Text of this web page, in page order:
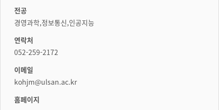
전공
경영과학,정보통신,인공지능
연락처
052-259-2172
이메일
kohjm@ulsan.ac.kr
홈페이지